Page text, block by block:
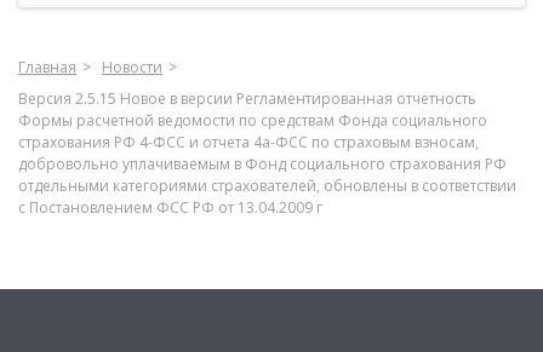
Главная
Новости
Версия 2.5.15 Новое в версии Регламентированная отчетность
Формы расчетной ведомости по средствам Фонда социального
страхования РФ 4-ФСС и отчета 4а-ФСС по страховым взносам,
добровольно уплачиваемым в Фонд социального страхования РФ
отдельными категориями страхователей, обновлены в соответствии
с Постановлением ФСС РФ от 13.04.2009 г